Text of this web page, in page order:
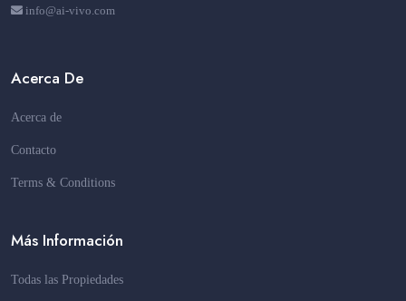
info@ai-vivo.com
Acerca De
Acerca de
Contacto
Terms & Conditions
Más Información
Todas las Propiedades